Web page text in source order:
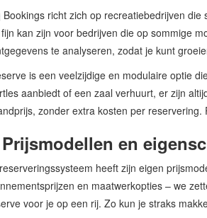
Bookings richt zich op recreatiebedrijven
kan zijn voor bedrijven die op sommige
te analyseren, zodat je kunt
is een veelzijdige en modulaire optie
aanbiedt of een zaal verhuurt, er zijn
zonder extra kosten per
en
heeft zijn eigen
en maatwerkopties – we
voor je op een rij. Zo kun je straks